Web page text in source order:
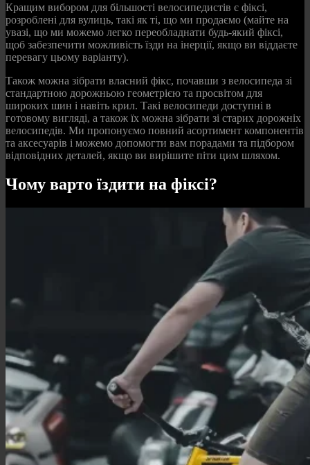
Кращим вибором для більшості велосипедистів є фіксі,
розроблені для вулиць, такі як ті, що ми продаємо (майте на
увазі, що ми можемо легко переобладнати будь-який фіксі,
щоб забезпечити можливість їзди на інерції, якщо ви віддаєте
перевагу цьому варіанту).
Також можна зібрати власний фікс, почавши з велосипеда зі
стандартною дорожньою геометрією та просвітом для
широких шин і навіть крил. Такі велосипеди доступні в
готовому вигляді, а також їх можна зібрати зі старих дорожніх
велосипедів. Ми пропонуємо повний асортимент компонентів
та аксесуарів і можемо допомогти вам порадами та підбором
відповідних деталей, якщо ви вирішите піти цим шляхом.
Чому варто їздити на фіксі?